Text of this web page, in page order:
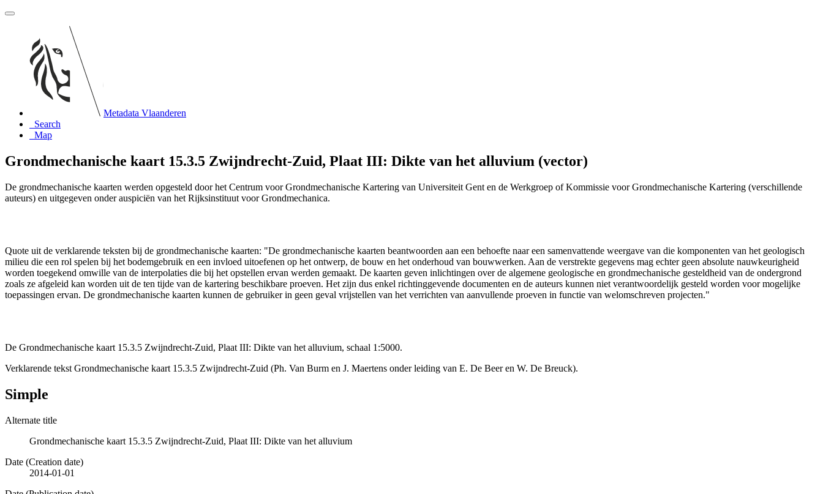
Metadata Vlaanderen
Search
Map
Grondmechanische kaart 15.3.5 Zwijndrecht-Zuid, Plaat III: Dikte van het alluvium (vector)
De grondmechanische kaarten werden opgesteld door het Centrum voor Grondmechanische Kartering van Universiteit Gent en de Werkgroep of Kommissie voor Grondmechanische Kartering (verschillende
auteurs) en uitgegeven onder auspiciën van het Rijksinstituut voor Grondmechanica.
Quote uit de verklarende teksten bij de grondmechanische kaarten: "De grondmechanische kaarten beantwoorden aan een behoefte naar een samenvattende weergave van die komponenten van het geologisch
milieu die een rol spelen bij het bodemgebruik en een invloed uitoefenen op het ontwerp, de bouw en het onderhoud van bouwwerken. Aan de verstrekte gegevens mag echter geen absolute nauwkeurigheid
worden toegekend omwille van de interpolaties die bij het opstellen ervan werden gemaakt. De kaarten geven inlichtingen over de algemene geologische en grondmechanische gesteldheid van de ondergrond
zoals ze afgeleid kan worden uit de ten tijde van de kartering beschikbare proeven. Het zijn dus enkel richtinggevende documenten en de auteurs kunnen niet verantwoordelijk gesteld worden voor mogelijke
toepassingen ervan. De grondmechanische kaarten kunnen de gebruiker in geen geval vrijstellen van het verrichten van aanvullende proeven in functie van welomschreven projecten."
De Grondmechanische kaart 15.3.5 Zwijndrecht-Zuid, Plaat III: Dikte van het alluvium, schaal 1:5000.
Verklarende tekst Grondmechanische kaart 15.3.5 Zwijndrecht-Zuid (Ph. Van Burm en J. Maertens onder leiding van E. De Beer en W. De Breuck).
Simple
Alternate title
Grondmechanische kaart 15.3.5 Zwijndrecht-Zuid, Plaat III: Dikte van het alluvium
Date (Creation date)
2014-01-01